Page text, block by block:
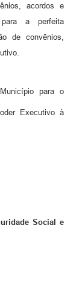
acordos e
a perfeita
de convênios,
para o
Executivo à
Social e